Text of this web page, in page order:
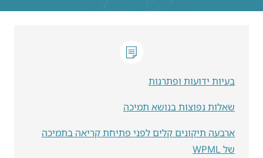
בעיות ידועות ופתרנות
שאלות נפוצות בנושא תמיכה
ארבעה תיקונים קלים לפני פתיחת קריאה בתמיכה
של WPML